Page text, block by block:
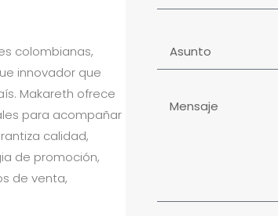
colombianas,
innovador que
Makareth ofrece
para acompañar
calidad,
de promoción,
de venta,